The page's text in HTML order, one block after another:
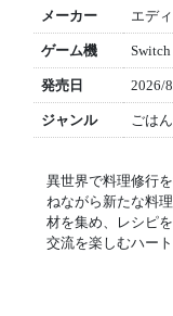
メーカー エデ
ゲーム機 Switch
発売日 2026/
ジャンル ごは
異世界で料理修行
ねながら新たな料
材を集め、レシピ
交流を楽しむハー